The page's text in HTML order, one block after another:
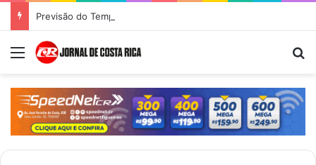
Previsão do Tempo para Costa Rica nesta quinta-feira (6)
Menu